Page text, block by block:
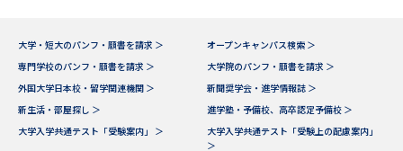
大学・短大のパンフ・願書を請求 ＞
オープンキャンパス検索 ＞
専門学校のパンフ・願書を請求 ＞
大学院のパンフ・願書を請求 ＞
外国大学日本校・留学関連機関 ＞
新聞奨学会・進学情報誌 ＞
新生活・部屋探し ＞
進学塾・予備校、高卒認定予備校 ＞
大学入学共通テスト「受験案内」 ＞
大学入学共通テスト「受験上の配慮案内」
＞